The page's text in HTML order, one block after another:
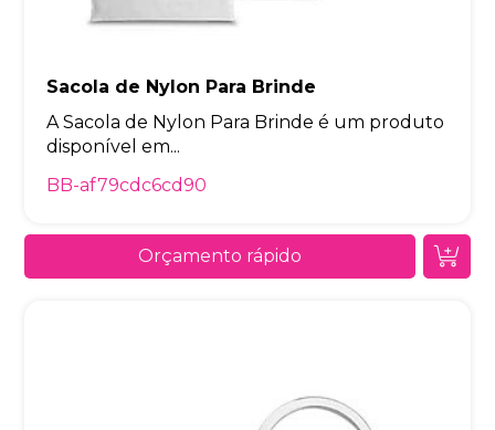
Sacola de Nylon Para Brinde
A Sacola de Nylon Para Brinde é um produto
disponível em...
BB-af79cdc6cd90
Orçamento rápido